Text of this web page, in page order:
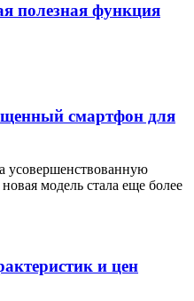
полезная функция
смартфон для
усовершенствованную
модель стала еще более
и цен